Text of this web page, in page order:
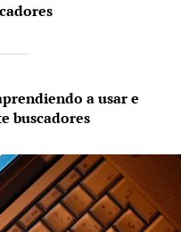
a usar e
buscadores